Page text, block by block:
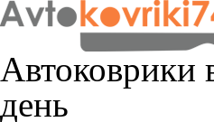
Автоковрики
день